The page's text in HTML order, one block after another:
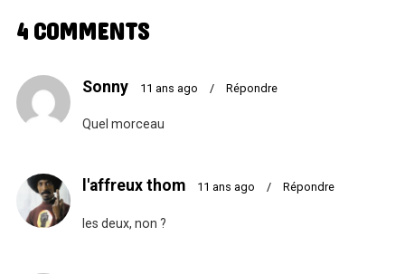
4 COMMENTS
Sonny 11 ans ago / Répondre
Quel morceau
l'affreux thom 11 ans ago / Répondre
les deux, non ?